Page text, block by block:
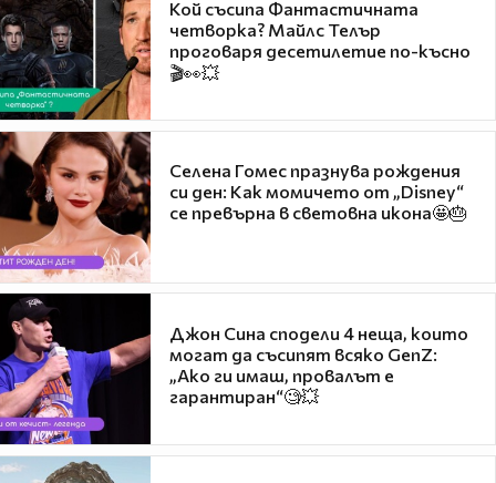
Кой съсипа Фантастичната
четворка? Майлс Телър
проговаря десетилетие по-късно
🎬👀💥
Селена Гомес празнува рождения
си ден: Как момичето от „Disney“
се превърна в световна икона🤩🎂
Джон Сина сподели 4 неща, които
могат да съсипят всяко GenZ:
„Ако ги имаш, провалът е
гарантиран“🧐💥